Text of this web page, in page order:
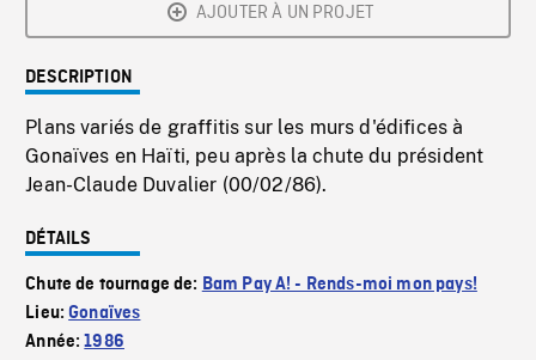
AJOUTER À UN PROJET
DESCRIPTION
Plans variés de graffitis sur les murs d'édifices à
Gonaïves en Haïti, peu après la chute du président
Jean-Claude Duvalier (00/02/86).
DÉTAILS
Chute de tournage de: Bam Pay A! - Rends-moi mon pays!
Lieu:Gonaïves
Année:1986